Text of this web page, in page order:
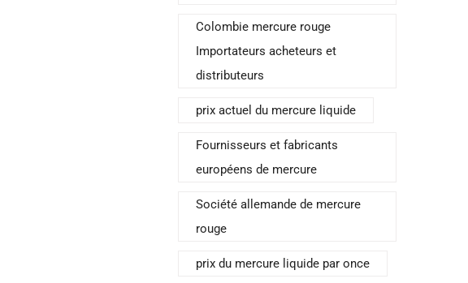
Colombie mercure rouge
Importateurs acheteurs et
distributeurs
prix actuel du mercure liquide
Fournisseurs et fabricants
européens de mercure
Société allemande de mercure
rouge
prix du mercure liquide par once